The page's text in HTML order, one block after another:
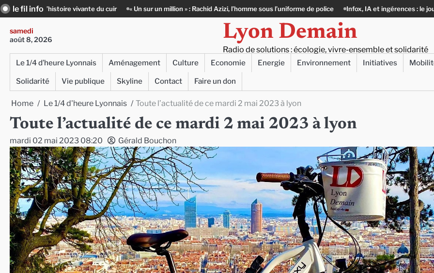
Skip
to
content
le fil info
du cuir « Un sur un million » : Rachid Azizi, l’homme sous l’uniforme de police Infox, IA et ingérences : le journalisme peut-il encore
samedi
août 8, 2026
Lyon Demain
Radio de solutions : écologie, vivre-ensemble et solidarité
Le 1/4 d’heure Lyonnais Aménagement Culture Economie Energie Environnement Initiatives
Solidarité
Vie publique Skyline Contact Faire un don
Home Le 1/4 d'heure Lyonnais Toute l’actualité de ce mardi 2 mai 2023 à lyon
Toute l’actualité de ce mardi 2 mai 2023 à lyon
mardi 02 mai 2023 08:20 Gérald Bouchon